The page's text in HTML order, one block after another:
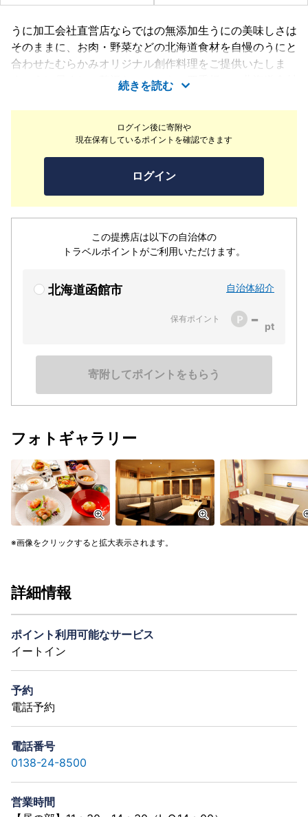
ログイン後に寄附や
現在保有しているポイントを確認できます
ログイン
この提携店は以下の自治体の
トラベルポイントがご利用いただけます。
北海道函館市 自治体紹介
保有ポイント -
寄附してポイントをもらう
うに加工会社直営店ならではの無添加生うにの美味しさは
そのままに、お肉・野菜などの北海道食材を自慢のうにと
合わせたむらかみオリジナル創作料理をご提供いたしま
す。うに尽くしの贅沢なコースや、四季折々の北海道食材
を使った料理長の技が光る豪快なコースも人気。個室もあ
り落ち着いた店内でゆったりとお過ごし頂けます。
続きを読む
フォトギャラリー
画像をクリックすると拡大表示されます。
詳細情報
ポイント利用可能なサービス
イートイン
予約
電話予約
電話番号
0138-24-8500
営業時間